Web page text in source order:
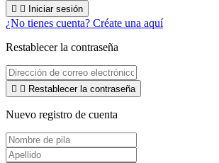
  Iniciar sesión
¿No tienes cuenta? Créate una aquí
Restablecer la contraseña
  Restablecer la contraseña
Nuevo registro de cuenta